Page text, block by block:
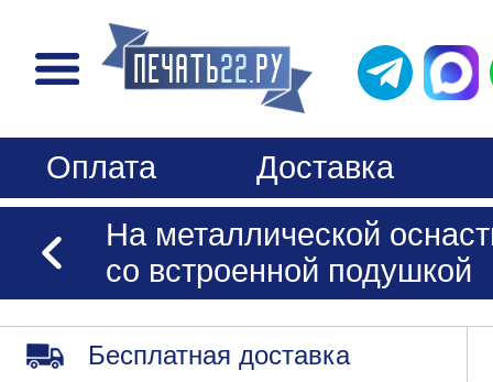
Оплата
Доставка
На металлической
со встроенной подушкой
Бесплатная доставка